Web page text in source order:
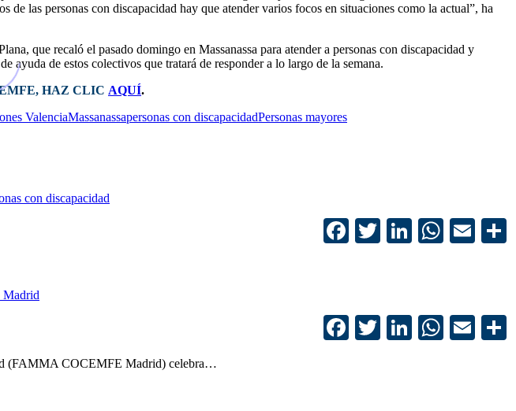
las personas con discapacidad hay que atender varios focos en situaciones como la actual”, ha
que recaló el pasado domingo en Massanassa para atender a personas con discapacidad y
ayuda de estos colectivos que tratará de responder a lo largo de la semana.
, HAZ CLIC AQUÍ.
ValenciaMassanassapersonas con discapacidadPersonas mayores
con discapacidad
Facebook
TwitterLinkedIn
Madrid
Facebook
TwitterLinkedIn
(FAMMA COCEMFE Madrid) celebra…